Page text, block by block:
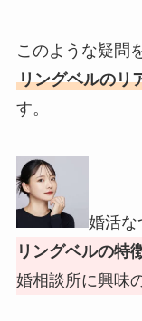
このような疑問
リングベルのリ
す。
婚活な
リングベルの特
婚相談所に興味